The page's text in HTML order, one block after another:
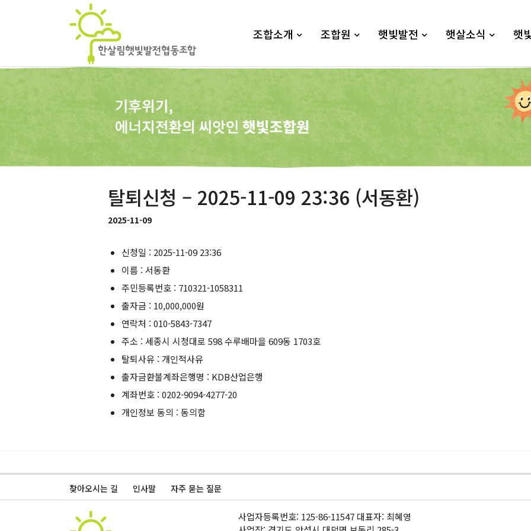
조합소개 조합원 햇빛발전 햇살소식 햇
탈퇴신청 – 2025-11-09 23:36 (서동환)
2025-11-09
신청일 : 2025-11-09 23:36
이름 : 서동환
주민등록번호 : 710321-1058311
출자금 : 10,000,000원
연락처 : 010-5843-7347
주소 : 세종시 시청대로 598 수루배마을 609동 1703호
탈퇴사유 : 개인적사유
출자금환불계좌은행명 : KDB산업은행
계좌번호 : 0202-9094-4277-20
개인정보 동의 : 동의함
찾아오시는 길 인사말 자주 묻는 질문
사업자등록번호: 125-86-11547 대표자: 최혜영